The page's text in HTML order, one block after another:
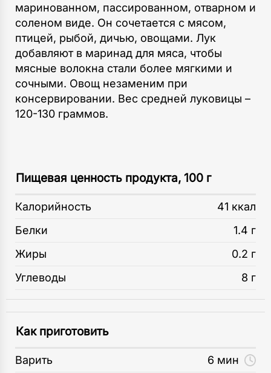
маринованном, пассированном, отварном и
соленом виде. Он сочетается с мясом,
птицей, рыбой, дичью, овощами. Лук
добавляют в маринад для мяса, чтобы
мясные волокна стали более мягкими и
сочными. Овощ незаменим при
консервировании. Вес средней луковицы –
120-130 граммов.
Пищевая ценность продукта, 100 г
Калорийность
41 ккал
Белки
1.4 г
Жиры
0.2 г
Углеводы
8 г
Как приготовить
Варить
6 мин